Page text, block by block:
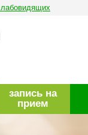
запись на
прием